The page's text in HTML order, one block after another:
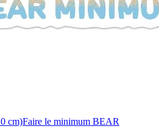
cm)Faire le minimum BEAR